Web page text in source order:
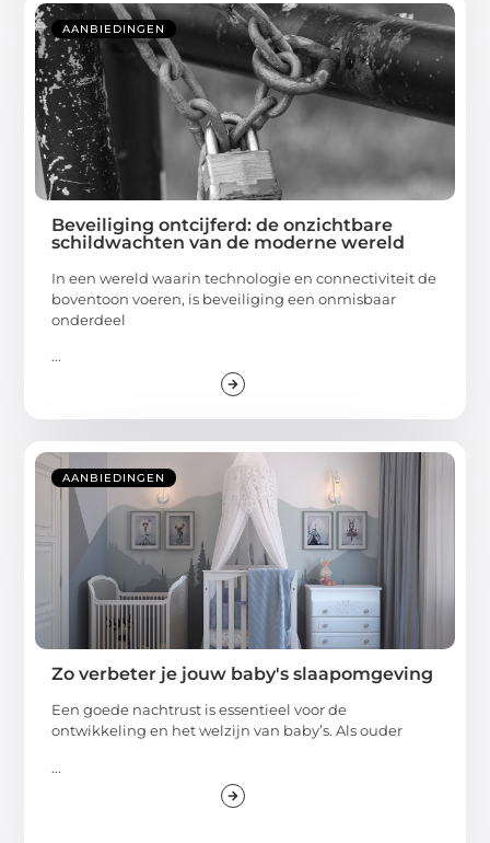
AANBIEDINGEN
Beveiliging ontcijferd: de onzichtbare
schildwachten van de moderne wereld
In een wereld waarin technologie en connectiviteit de
boventoon voeren, is beveiliging een onmisbaar
onderdeel
...
AANBIEDINGEN
Zo verbeter je jouw baby's slaapomgeving
Een goede nachtrust is essentieel voor de
ontwikkeling en het welzijn van baby’s. Als ouder
...